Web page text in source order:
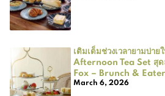
เติมเต็มช่วงเวลายามบ่า
Afternoon Tea Set สุ
Fox – Brunch &
March 6, 2026